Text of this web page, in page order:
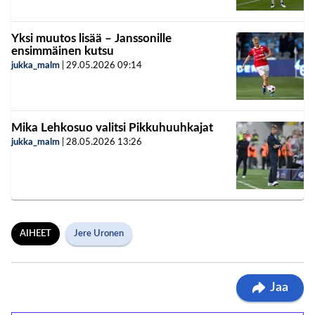
Yksi muutos lisää – Janssonille
ensimmäinen kutsu
jukka_malm 29.05.2026 09:14
Mika Lehkosuo valitsi Pikkuhuuhkajat
jukka_malm 28.05.2026 13:26
AIHEET Jere Uronen
Jaa